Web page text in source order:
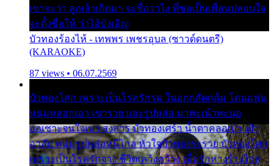
เขาจะว่า ลูกเจ้าเกิดมา จะชื่อว่าไง พี่ขอเป็นเพื่อนปลอบใจ
จะตั้งชื่อให้ ว่าไอ้บังเอิญ
บัวทองร้องไห้ - เทพพร เพชรอุบล (ซาวด์ดนตรี)
(KARAOKE)
87 views • 06.07.2569
บัวทองโศก เพราะเป็นโรครักรุม ในอกกลัดกลุ้ม โดนแฟน
หนุ่มหลอกเอา เขารวย และรูปหล่อ มาพะเน้าพะนอ
ออเซาะจนใจเบา สงสาร บัวทองเศร้า น้ำตาคลอเบ้า เฝ้า
อาลัย หนุ่มรูปหล่อหนีไกล หัวใจบัวทองระรวย บัวทองโศก
เพราะเป็นโรครักจาง ชีวิตเคว้งคว้าง เมื่อรักห่างร้างไกล